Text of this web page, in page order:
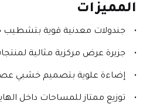
المميزات
جندولات معدنية قوية
جزيرة عرض مركزية مثالية
إضاءة علوية بتصميم خشبي
توزيع ممتاز للمساحات داخل